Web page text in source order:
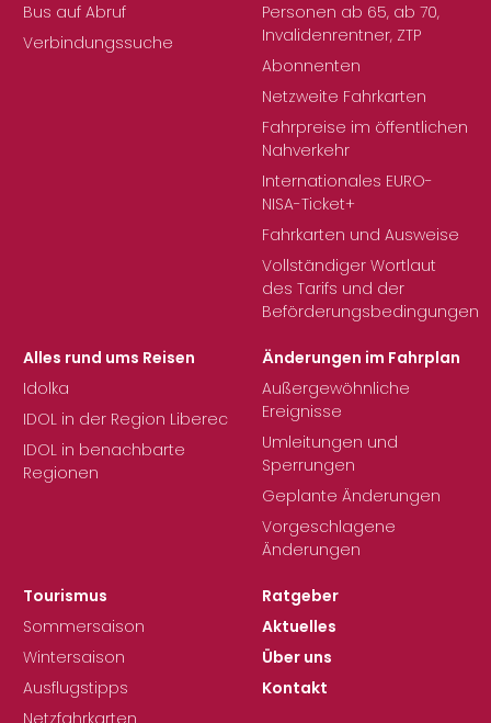
Bus auf Abruf
Verbindungssuche
Personen ab 65, ab 70,
Invalidenrentner, ZTP
Abonnenten
Netzweite Fahrkarten
Fahrpreise im öffentlichen
Nahverkehr
Internationales EURO-
NISA-Ticket+
Fahrkarten und Ausweise
Vollständiger Wortlaut
des Tarifs und der
Beförderungsbedingungen
Alles rund ums Reisen
Idolka
IDOL in der Region Liberec
IDOL in benachbarte
Regionen
Änderungen im Fahrplan
Außergewöhnliche
Ereignisse
Umleitungen und
Sperrungen
Geplante Änderungen
Vorgeschlagene
Änderungen
Tourismus
Sommersaison
Wintersaison
Ausflugstipps
Ratgeber
Aktuelles
Über uns
Kontakt